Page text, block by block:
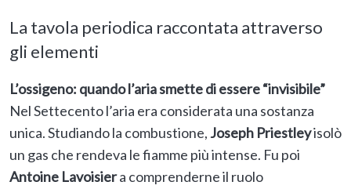
La tavola periodica raccontata attraverso
gli elementi
L’ossigeno: quando l’aria smette di essere “invisibile”
Nel Settecento l’aria era considerata una sostanza
unica. Studiando la combustione, Joseph Priestleyisolò
un gas che rendeva le fiamme più intense. Fu poi
Antoine Lavoisiera comprenderne il ruolo